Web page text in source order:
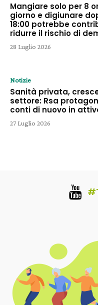
Mangiare solo per 8
giorno e digiunare
18:00 potrebbe
ridurre il rischio di
28 Luglio 2026
Notizie
Sanità privata,
settore: Rsa
conti di nuovo in
27 Luglio 2026